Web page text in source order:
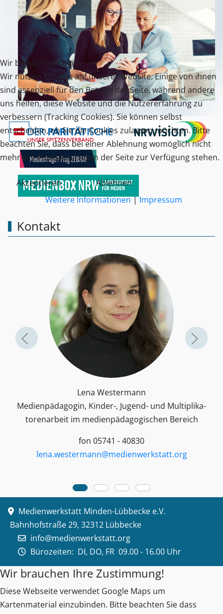
Kontakt
Lena Westermann
Medienpädagogin, Kinder-, Jugend- und Multiplika­
toren­arbeit im medienpädagogischen Bereich
fon 05741 - 40830
lena.westermann@medienwerkstatt.org
Medienwerkstatt Minden-Lübbecke e.V.
Bahnhofstraße 29, 32312 Lübbecke
info@medienwerkstatt.org
Bürozeiten: DI, DO, FR 09.00 - 16.00 Uhr
Wir brauchen Ihre Zustimmung!
Diese Webseite verwendet Google Maps um
Kartenmaterial einzubinden. Bitte beachten Sie dass
Wir benutzen Cookies
Wir nutzen Cookies auf unserer Website. Einige von ihnen
sind essenziell für den Betrieb der Seite, während andere
uns helfen, diese Website und die Nutzererfahrung zu
verbessern (Tracking Cookies). Sie können selbst
entscheiden, ob Sie die Cookies zulassen möchten. Bitte
beachten Sie, dass bei einer Ablehnung womöglich nicht
mehr alle Funktionalitäten der Seite zur Verfügung stehen.
Akzeptieren
Ablehnen
Weitere Informationen|Impressum